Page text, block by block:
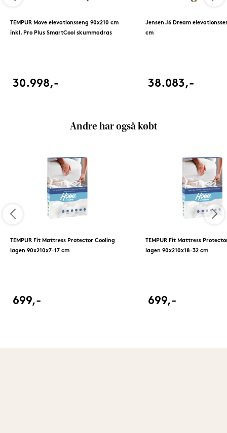
TEMPUR Move elevationsseng 90x210 cm
inkl. Pro Plus SmartCool skummadras
30.998,-
Jensen J6 Dream
cm
38.083,-
Andre har også købt
TEMPUR Fit Mattress Protector Cooling
lagen 90x210x7-17 cm
699,-
TEMPUR Fit Mattress
lagen 90x210x18-32 cm
699,-